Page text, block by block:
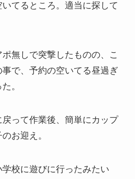
てるところ。適当に探して
無しで突撃したものの、こ
で、予約の空いてる昼過ぎ
。
って作業後、簡単にカップ
お迎え。
校に遊びに行ったみたい